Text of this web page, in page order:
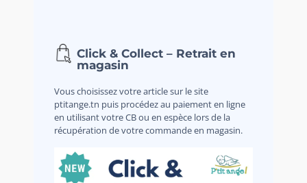
Click & Collect – Retrait en
magasin
Vous choisissez votre article sur le site
ptitange.tn puis procédez au paiement en ligne
en utilisant votre CB ou en espèce lors de la
récupération de votre commande en magasin.